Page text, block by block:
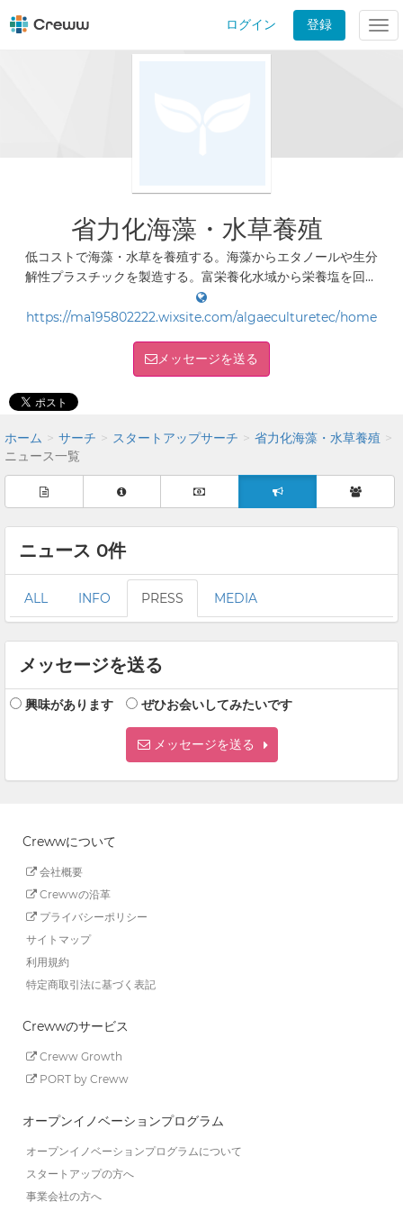
ログイン 登録
省力化海藻・水草養殖
低コストで海藻・水草を養殖する。海藻からエタノールや生分
解性プラスチックを製造する。富栄養化水域から栄養塩を回収
する。
https://ma195802222.wixsite.com/algaeculturetec/home
メッセージを送る
ホーム サーチ スタートアップサーチ
省力化海藻・水草養殖
ニュース一覧
ニュース 0件
ALL INFO PRESS MEDIA
メッセージを送る
興味があります ぜひお会いしてみたいです
メッセージを送る
Crewwについて
会社概要
Crewwの沿革
プライバシーポリシー
サイトマップ
利用規約
特定商取引法に基づく表記
Crewwのサービス
Creww Growth
PORT by Creww
オープンイノベーションプログラム
オープンイノベーションプログラムについて
スタートアップの方へ
事業会社の方へ